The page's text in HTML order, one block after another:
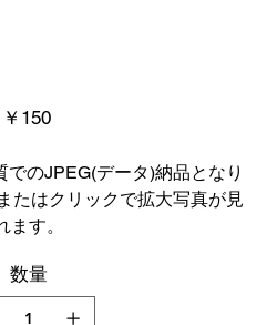
価
格
￥150
のJPEG(データ)納品となり
たはクリックで拡大写真が見
ます。
数量